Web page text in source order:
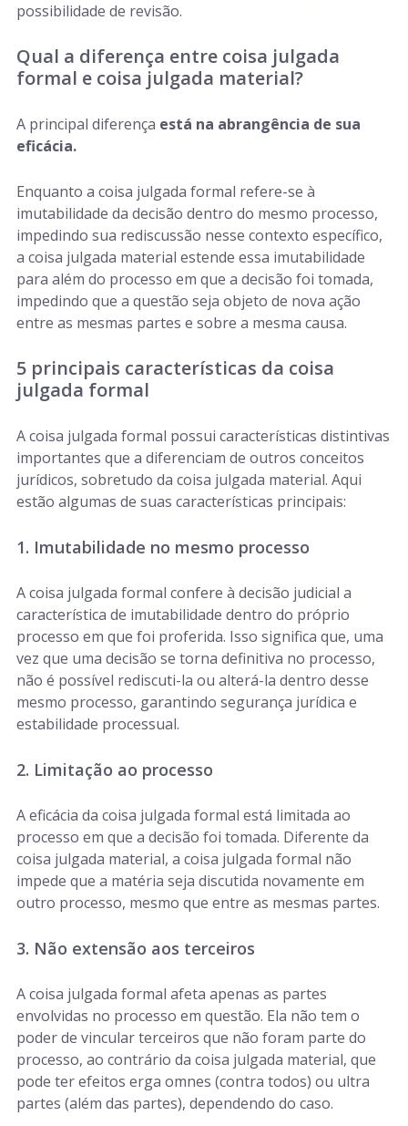
possibilidade de revisão.
Qual a diferença entre coisa julgada
formal e coisa julgada material?
A principal diferença está na abrangência de sua
eficácia.
Enquanto a coisa julgada formal refere-se à
imutabilidade da decisão dentro do mesmo processo,
impedindo sua rediscussão nesse contexto específico,
a coisa julgada material estende essa imutabilidade
para além do processo em que a decisão foi tomada,
impedindo que a questão seja objeto de nova ação
entre as mesmas partes e sobre a mesma causa.
5 principais características da coisa
julgada formal
A coisa julgada formal possui características distintivas
importantes que a diferenciam de outros conceitos
jurídicos, sobretudo da coisa julgada material. Aqui
estão algumas de suas características principais:
1. Imutabilidade no mesmo processo
A coisa julgada formal confere à decisão judicial a
característica de imutabilidade dentro do próprio
processo em que foi proferida. Isso significa que, uma
vez que uma decisão se torna definitiva no processo,
não é possível rediscuti-la ou alterá-la dentro desse
mesmo processo, garantindo segurança jurídica e
estabilidade processual.
2. Limitação ao processo
A eficácia da coisa julgada formal está limitada ao
processo em que a decisão foi tomada. Diferente da
coisa julgada material, a coisa julgada formal não
impede que a matéria seja discutida novamente em
outro processo, mesmo que entre as mesmas partes.
3. Não extensão aos terceiros
A coisa julgada formal afeta apenas as partes
envolvidas no processo em questão. Ela não tem o
poder de vincular terceiros que não foram parte do
processo, ao contrário da coisa julgada material, que
pode ter efeitos erga omnes (contra todos) ou ultra
partes (além das partes), dependendo do caso.